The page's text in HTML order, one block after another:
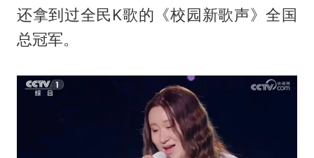
还拿到过全民K歌的《校园新歌声》全国
总冠军。